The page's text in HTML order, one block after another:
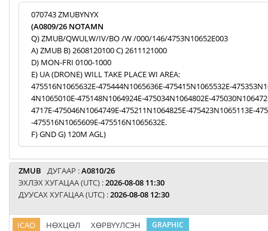
070743 ZMUBYNYX
(A0809/26 NOTAMN
Q) ZMUB/QWULW/IV/BO /W /000/146/4753N10652E003
A) ZMUB B) 2608120100 C) 2611121000
D) MON-FRI 0100-1000
E) UA (DRONE) WILL TAKE PLACE WI AREA:
475516N1065632E-475444N1065636E-475415N1065532E-
4N1065010E-475148N1064924E-475034N1064802E-
4717E-475046N1064749E-475211N1064825E-475423N1065113E-
-475516N1065609E-475516N1065632E.
F) GND G) 120M AGL)
ZMUB ДУГААР :A0810/26
ЭХЛЭХ ХУГАЦАА (UTC) :2026-08-08 11:30
ДУУСАХ ХУГАЦАА (UTC) :2026-08-08 12:30
ICAO НӨХЦӨЛ ХӨРВҮҮЛСЭН GRAPHIC